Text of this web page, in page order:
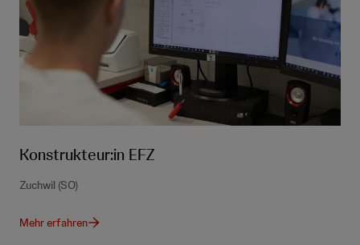
Konstrukteur:in EFZ
Zuchwil (SO)
Mehr erfahren